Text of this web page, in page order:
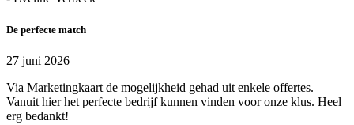
De perfecte match
27 juni 2026
Via Marketingkaart de mogelijkheid gehad uit enkele offertes.
Vanuit hier het perfecte bedrijf kunnen vinden voor onze klus. Heel
erg bedankt!